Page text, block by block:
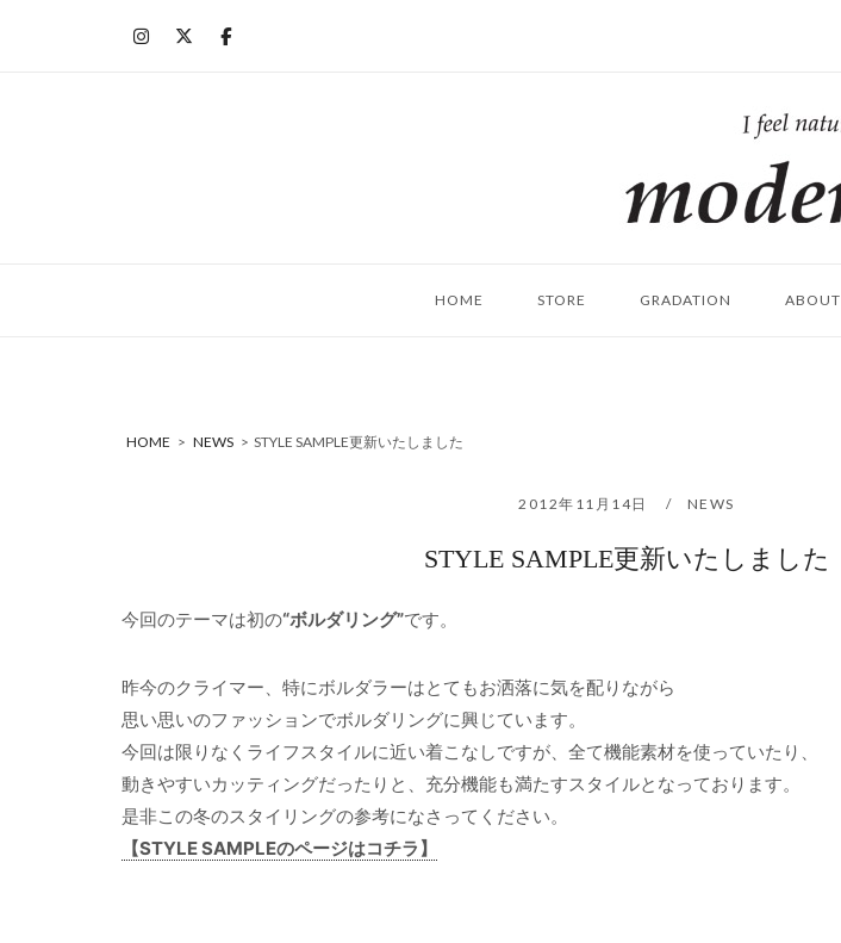
ム
HOME STORE GRADATION ABOUT
HOME > NEWS > STYLE SAMPLE更新いたしました
2012年11月14日 NEWS
STYLE SAMPLE更新いたしました
今回のテーマは初の“ボルダリング”です。
昨今のクライマー、特にボルダラーはとてもお洒落に気を配りながら
思い思いのファッションでボルダリングに興じています。
今回は限りなくライフスタイルに近い着こなしですが、全て機能素材を使っていたり、
動きやすいカッティングだったりと、充分機能も満たすスタイルとなっております。
是非この冬のスタイリングの参考になさってください。
【STYLE SAMPLEのページはコチラ】